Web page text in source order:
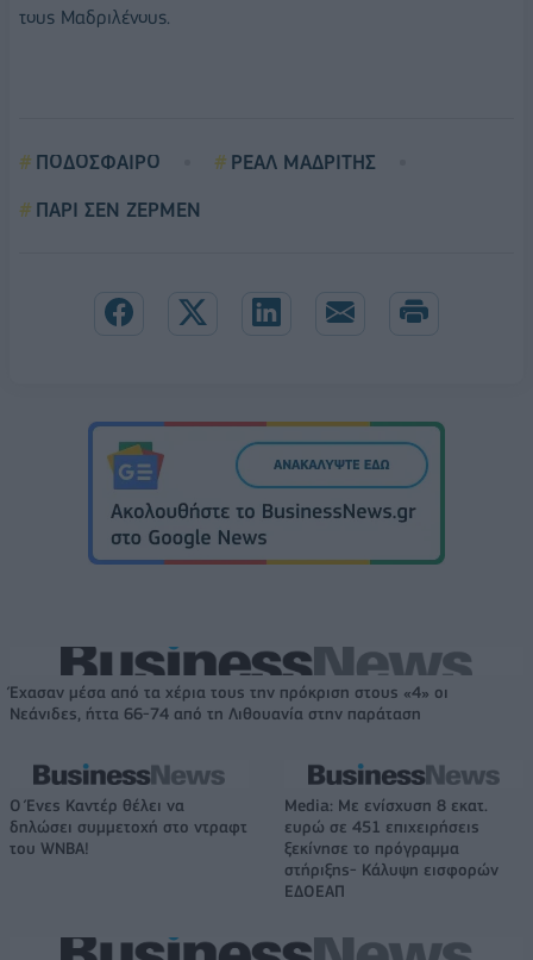
τους Μαδριλένους.
ΠΟΔΟΣΦΑΙΡΟ
ΡΕΑΛ ΜΑΔΡΙΤΗΣ
ΠΑΡΙ ΣΕΝ ΖΕΡΜΕΝ
Έχασαν μέσα από τα χέρια τους την πρόκριση στους «4» οι
Νεάνιδες, ήττα 66-74 από τη Λιθουανία στην παράταση
Ο Ένες Καντέρ θέλει να
δηλώσει συμμετοχή στο ντραφτ
του WNBA!
Media: Με ενίσχυση 8 εκατ.
ευρώ σε 451 επιχειρήσεις
ξεκίνησε το πρόγραμμα
στήριξης- Κάλυψη εισφορών
ΕΔΟΕΑΠ